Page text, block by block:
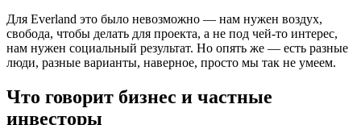
Для Everland это было невозможно — нам нужен воздух,
свобода, чтобы делать для проекта, а не под чей-то интерес,
нам нужен социальный результат. Но опять же — есть разные
люди, разные варианты, наверное, просто мы так не умеем.
Что говорит бизнес и частные
инвесторы